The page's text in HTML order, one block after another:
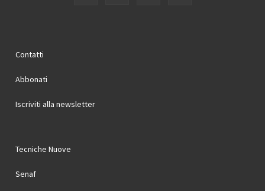
Contatti
Abbonati
Iscriviti alla newsletter
Tecniche Nuove
Senaf